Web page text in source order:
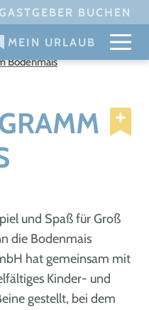
BUCHEN
MEIN URLAUB
Bodenmais
und Spaß für Groß
die Bodenmais
hat gemeinsam mit
Kinder- und
gestellt, bei dem